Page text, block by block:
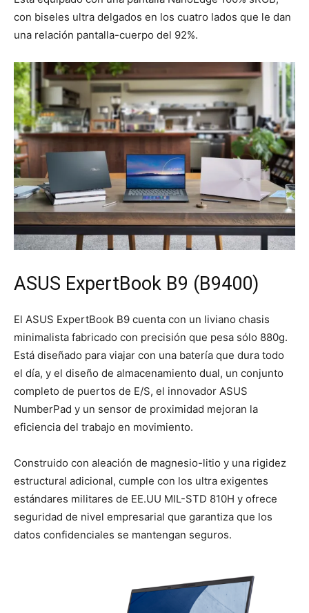
con biseles ultra delgados en los cuatro lados que le dan
una relación pantalla-cuerpo del 92%.
ASUS ExpertBook B9 (B9400)
El ASUS ExpertBook B9 cuenta con un liviano chasis
minimalista fabricado con precisión que pesa sólo 880g.
Está diseñado para viajar con una batería que dura todo
el día, y el diseño de almacenamiento dual, un conjunto
completo de puertos de E/S, el innovador ASUS
NumberPad y un sensor de proximidad mejoran la
eficiencia del trabajo en movimiento.
Construido con aleación de magnesio-litio y una rigidez
estructural adicional, cumple con los ultra exigentes
estándares militares de EE.UU MIL-STD 810H y ofrece
seguridad de nivel empresarial que garantiza que los
datos confidenciales se mantengan seguros.